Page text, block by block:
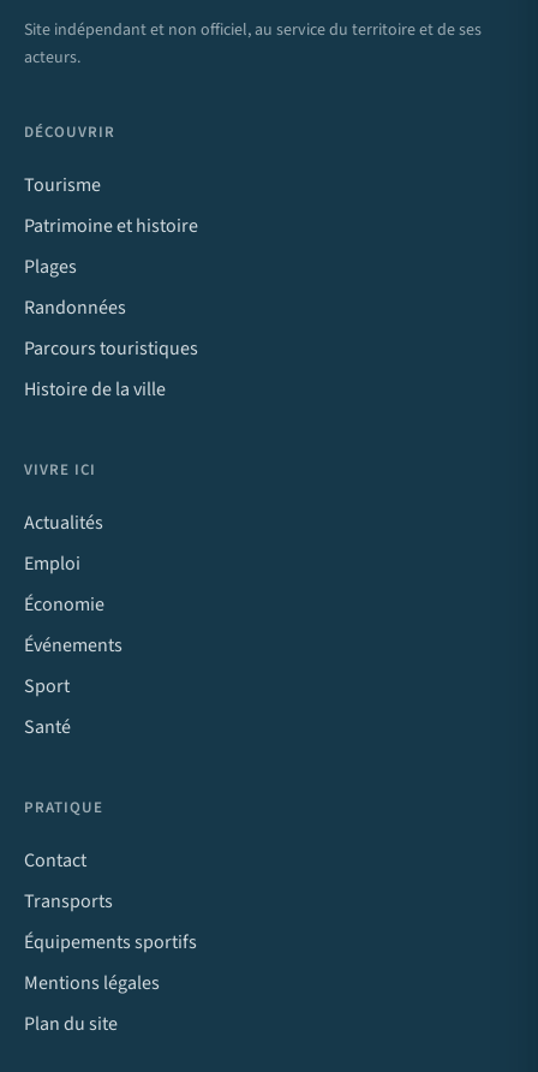
Site indépendant et non officiel, au service du territoire et de ses
acteurs.
DÉCOUVRIR
Tourisme
Patrimoine et histoire
Plages
Randonnées
Parcours touristiques
Histoire de la ville
VIVRE ICI
Actualités
Emploi
Économie
Événements
Sport
Santé
PRATIQUE
Contact
Transports
Équipements sportifs
Mentions légales
Plan du site